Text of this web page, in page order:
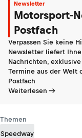
Newsletter
Motorsport-
Postfach
Verpassen Sie keine
Newsletter liefert
Nachrichten,
Termine aus der Welt
Postfach
Weiterlesen
Themen
Speedway